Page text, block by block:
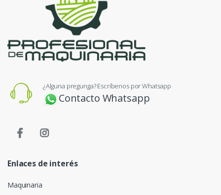
¿Alguna pregunga? Escríbenos por Whatsapp
Contacto Whatsapp
Enlaces de interés
Maquinaria